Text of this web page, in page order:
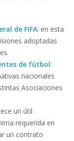
de FIFA: en esta
adoptadas
de fútbol:
nacionales
Asociaciones
un útil
requerida en
un contrato